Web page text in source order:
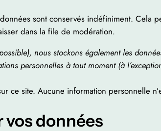
sont conservés indéfiniment. Cela
dans la file de modération.
nous stockons également les
personnelles à tout moment (à
ce site. Aucune information personnelle
vos données